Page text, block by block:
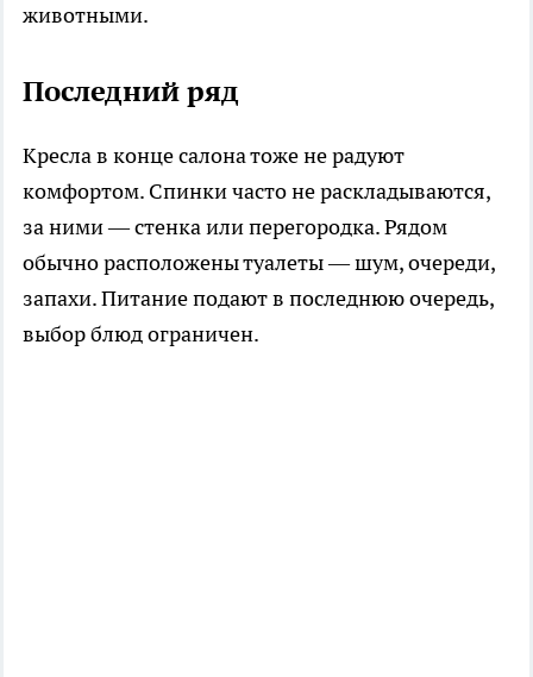
животными.
Последний ряд
Кресла в конце салона тоже не радуют
комфортом. Спинки часто не раскладываются,
за ними — стенка или перегородка. Рядом
обычно расположены туалеты — шум, очереди,
запахи. Питание подают в последнюю очередь,
выбор блюд ограничен.